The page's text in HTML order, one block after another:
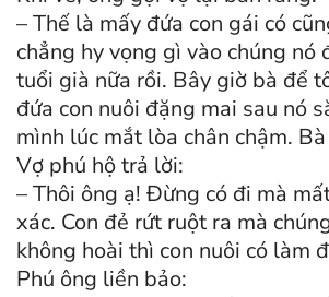
– Thế là mấy đứa con gái có
chẳng hy vọng gì vào chúng nó
tuổi già nữa rồi. Bây giờ bà để
đứa con nuôi đặng mai sau nó
mình lúc mắt lòa chân chậm.
Vợ phú hộ trả lời:
– Thôi ông ạ! Đừng có đi mà
xác. Con đẻ rứt ruột ra mà
không hoài thì con nuôi có làm
Phú ông liền bảo: